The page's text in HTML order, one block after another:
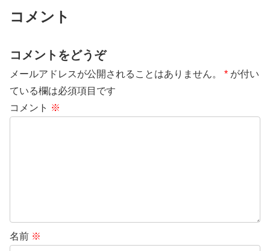
コメント
コメントをどうぞ
メールアドレスが公開されることはありません。 * が付い
ている欄は必須項目です
コメント ※
名前 ※